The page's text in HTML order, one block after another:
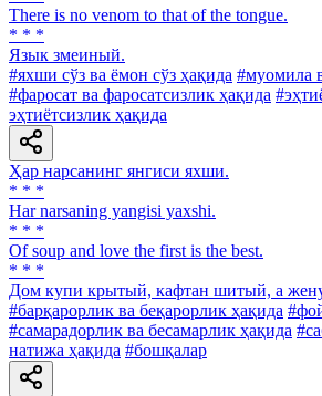
There is no venom to that of the tongue.
* * *
Язык змеиный.
#яхши сўз ва ёмон сўз ҳақида #муомила
#фаросат ва фаросатсизлик ҳақида
эҳтиётсизлик ҳақида
Ҳар нарсанинг янгиси яхши.
* * *
Har narsaning yangisi yaxshi.
* * *
Of soup and love the first is the best.
* * *
Дом купи крытый, кафтан шитый, а
#барқарорлик ва беқарорлик ҳақида
#самарадорлик ва бесамарлик ҳақида
натижа ҳақида #бошқалар